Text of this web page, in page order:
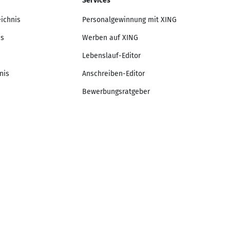
Personalgewinnung mit XING
Werben auf XING
Lebenslauf-Editor
Anschreiben-Editor
Bewerbungsratgeber